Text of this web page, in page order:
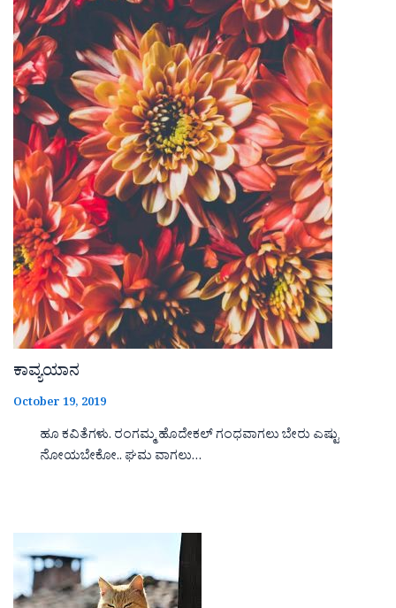
ಕಾವ್ಯಯಾನ
October 19, 2019
ಹೂ ಕವಿತೆಗಳು. ರಂಗಮ್ಮ ಹೊದೇಕಲ್ ಗಂಧವಾಗಲು ಬೇರು ಎಷ್ಟು
ನೋಯಬೇಕೋ.. ಘಮ ವಾಗಲು…